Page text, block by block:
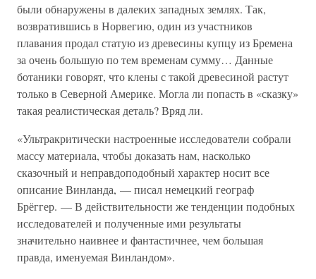
были обнаружены в далеких западных землях. Так,
возвратившись в Норвегию, один из участников
плавания продал статую из древесины купцу из Бремена
за очень большую по тем временам сумму… Данные
ботаники говорят, что клены с такой древесиной растут
только в Северной Америке. Могла ли попасть в «сказку»
такая реалистическая деталь? Вряд ли.
«Ультракритически настроенные исследователи собрали
массу материала, чтобы доказать нам, насколько
сказочный и неправдоподобный характер носит все
описание Винланда, — писал немецкий географ
Брёггер. — В действительности же тенденции подобных
исследователей и полученные ими результаты
значительно наивнее и фантастичнее, чем большая
правда, именуемая Винландом».